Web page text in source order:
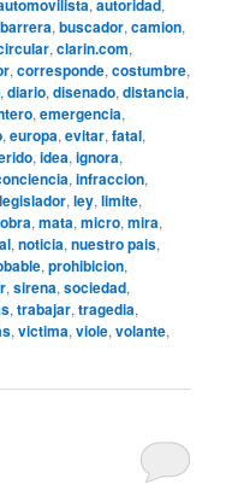
,autoridad,
barrera,buscador,camion,
,clarin.com,
,corresponde,costumbre,
,diario,disenado,distancia,
,emergencia,
,europa,evitar,fatal,
,idea,ignora,
,infraccion,
legislador,ley,limite,
,mata,micro,mira,
,noticia,nuestro pais,
,prohibicion,
,sirena,sociedad,
,trabajar,tragedia,
,victima,viole,volante,